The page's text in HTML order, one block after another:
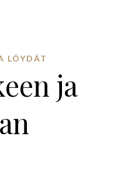
LÖYDÄT
ja